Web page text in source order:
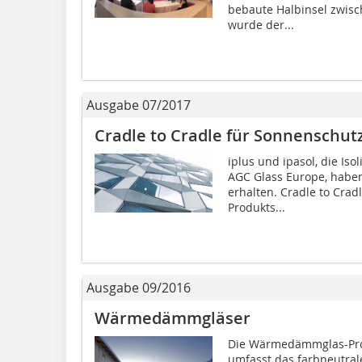
bebaute Halbinsel
wurde der...
Ausgabe 07/2017
Cradle to Cradle für
iplus und ipasol, die
AGC Glass Europe,
erhalten. Cradle to
Produkts...
Ausgabe 09/2016
Wärmedämmgläser
Die Wärmedämmglas-